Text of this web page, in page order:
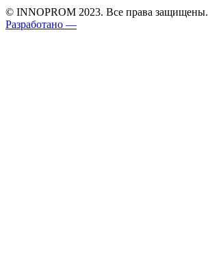
© INNOPROM 2023. Все права защищены.
Разработано —